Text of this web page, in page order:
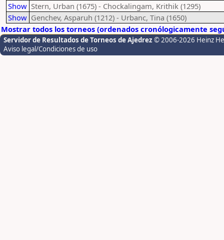
Show Stern, Urban (1675) - Chockalingam, Krithik (1295)
Show Genchev, Asparuh (1212) - Urbanc, Tina (1650)
Mostrar todos los torneos (ordenados cronólogicamente
Servidor de Resultados de Torneos de Ajedrez © 2006-2026 Heinz
Aviso legal/Condiciones de uso